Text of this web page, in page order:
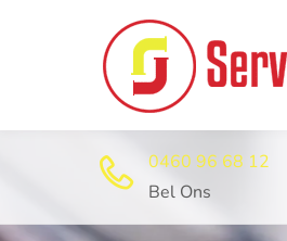
0460 96 68 12
Bel Ons